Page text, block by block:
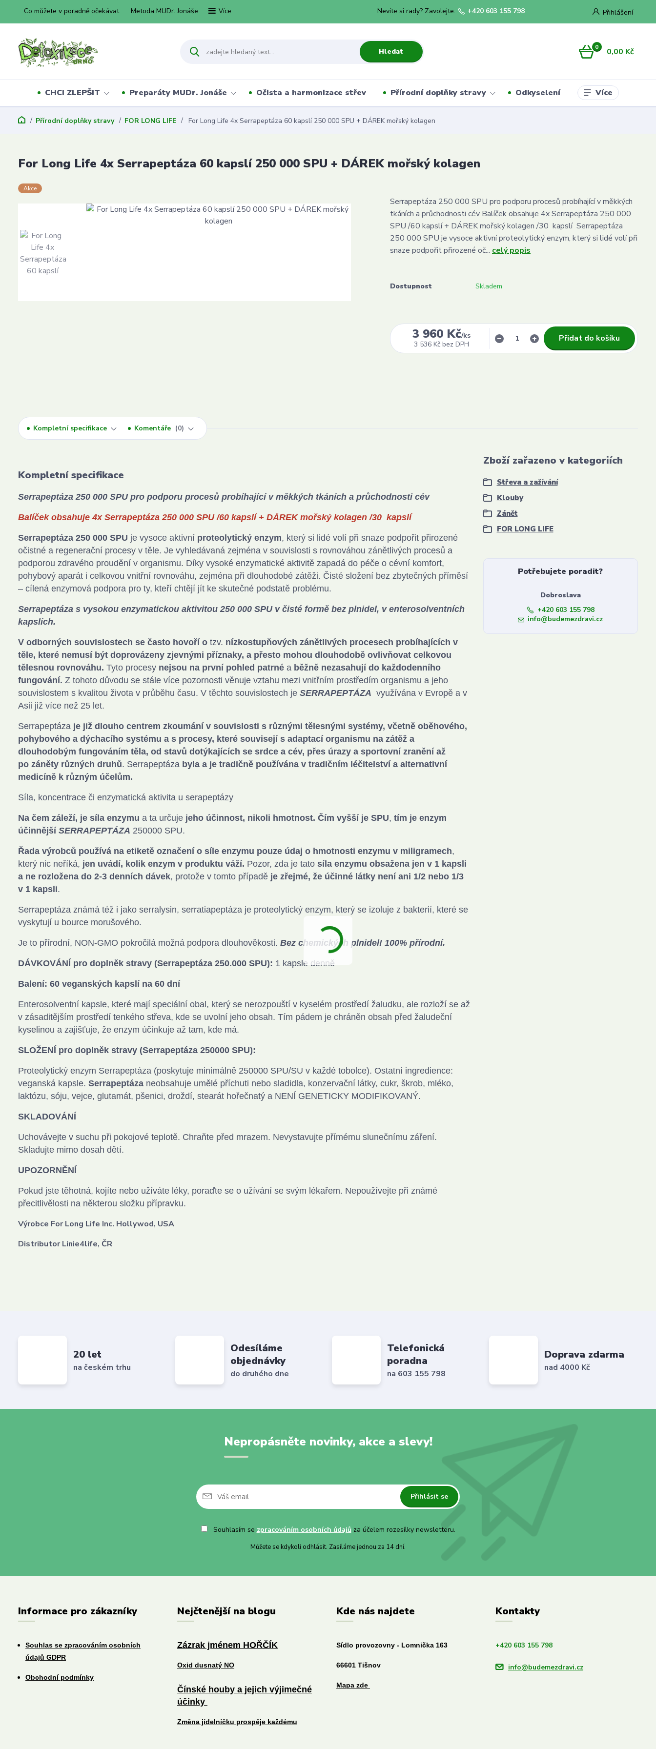
Co můžete v poradně očekávat Metoda MUDr. Jonáše Více Přihlášení
Hledat
Nevíte si rady? Zavolejte. +420 603 155 798
0 0,00 Kč
CHCI ZLEPŠIT Preparáty MUDr. Jonáše Očista a harmonizace střev Přírodní doplňky stravy Odkyselení Více
Přírodní doplňky stravy FOR LONG LIFE For Long Life 4x Serrapeptáza 60 kapslí 250 000 SPU + DÁREK mořský kolagen
For Long Life 4x Serrapeptáza 60 kapslí 250 000 SPU + DÁREK mořský kolagen
Akce
Serrapeptáza 250 000 SPU pro podporu procesů probíhající v měkkých
tkáních a průchodnosti cév Balíček obsahuje 4x Serrapeptáza 250 000
SPU /60 kapslí + DÁREK mořský kolagen /30 kapslí Serrapeptáza
250 000 SPU je vysoce aktivní proteolytický enzym, který si lidé volí při
snaze podpořit přirozené oč... celý popis
Dostupnost Skladem
3 960 Kč/ks
3 536 Kč bez DPH
Přidat do košíku
Kompletní specifikace Komentáře 0
Kompletní specifikace
Serrapeptáza 250 000 SPU pro podporu procesů probíhající v měkkých tkáních a průchodnosti cév
Balíček obsahuje 4x Serrapeptáza 250 000 SPU /60 kapslí + DÁREK mořský kolagen /30 kapslí
Serrapeptáza 250 000 SPU je vysoce aktivní proteolytický enzym, který si lidé volí při snaze podpořit přirozené
očistné a regenerační procesy v těle. Je vyhledávaná zejména v souvislosti s rovnováhou zánětlivých procesů a
podporou zdravého proudění v organismu. Díky vysoké enzymatické aktivitě zapadá do péče o cévní komfort,
pohybový aparát i celkovou vnitřní rovnováhu, zejména při dlouhodobé zátěži. Čisté složení bez zbytečných příměsí
– cílená enzymová podpora pro ty, kteří chtějí jít ke skutečné podstatě problému.
Serrapeptáza s vysokou enzymatickou aktivitou 250 000 SPU v čisté formě bez plnidel, v enterosolventních
kapslích.
V odborných souvislostech se často hovoří o tzv. nízkostupňových zánětlivých procesech probíhajících v
těle, které nemusí být doprovázeny zjevnými příznaky, a přesto mohou dlouhodobě ovlivňovat celkovou
tělesnou rovnováhu. Tyto procesy nejsou na první pohled patrné a běžně nezasahují do každodenního
fungování. Z tohoto důvodu se stále více pozornosti věnuje vztahu mezi vnitřním prostředím organismu a jeho
souvislostem s kvalitou života v průběhu času. V těchto souvislostech je SERRAPEPTÁZA využívána v Evropě a v
Asii již více než 25 let.
Serrapeptáza je již dlouho centrem zkoumání v souvislosti s různými tělesnými systémy, včetně oběhového,
pohybového a dýchacího systému a s procesy, které souvisejí s adaptací organismu na zátěž a
dlouhodobým fungováním těla, od stavů dotýkajících se srdce a cév, přes úrazy a sportovní zranění až
po záněty různých druhů. Serrapeptáza byla a je tradičně používána v tradičním léčitelství a alternativní
medicíně k různým účelům.
Síla, koncentrace či enzymatická aktivita u serapeptázy
Na čem záleží, je síla enzymu a ta určuje jeho účinnost, nikoli hmotnost. Čím vyšší je SPU, tím je enzym
účinnější SERRAPEPTÁZA 250000 SPU.
Řada výrobců používá na etiketě označení o síle enzymu pouze údaj o hmotnosti enzymu v miligramech,
který nic neříká, jen uvádí, kolik enzym v produktu váží. Pozor, zda je tato síla enzymu obsažena jen v 1 kapsli
a ne rozložena do 2-3 denních dávek, protože v tomto případě je zřejmé, že účinné látky není ani 1/2 nebo 1/3
v 1 kapsli.
Serrapeptáza známá též i jako serralysin, serratiapeptáza je proteolytický enzym, který se izoluje z bakterií, které se
vyskytují u bource morušového.
Je to přírodní, NON-GMO pokročilá možná podpora dlouhověkosti. Bez chemických plnidel! 100% přírodní.
DÁVKOVÁNÍ pro doplněk stravy (Serrapeptáza 250.000 SPU): 1 kapsle denně
Balení: 60 veganských kapslí na 60 dní
Enterosolventní kapsle, které mají speciální obal, který se nerozpouští v kyselém prostředí žaludku, ale rozloží se až
v zásaditějším prostředí tenkého střeva, kde se uvolní jeho obsah. Tím pádem je chráněn obsah před žaludeční
kyselinou a zajišťuje, že enzym účinkuje až tam, kde má.
SLOŽENÍ pro doplněk stravy (Serrapeptáza 250000 SPU):
Proteolytický enzym Serrapeptáza (poskytuje minimálně 250000 SPU/SU v každé tobolce). Ostatní ingredience:
veganská kapsle. Serrapeptáza neobsahuje umělé příchuti nebo sladidla, konzervační látky, cukr, škrob, mléko,
laktózu, sóju, vejce, glutamát, pšenici, droždí, stearát hořečnatý a NENÍ GENETICKY MODIFIKOVANÝ.
SKLADOVÁNÍ
Uchovávejte v suchu při pokojové teplotě. Chraňte před mrazem. Nevystavujte přímému slunečnímu záření.
Skladujte mimo dosah dětí.
UPOZORNĚNÍ
Pokud jste těhotná, kojíte nebo užíváte léky, poraďte se o užívání se svým lékařem. Nepoužívejte při známé
přecitlivělosti na některou složku přípravku.
Výrobce For Long Life Inc. Hollywod, USA
Distributor Linie4life, ČR
Zboží zařazeno v kategoriích
Střeva a zažívání
Klouby
Zánět
FOR LONG LIFE
Potřebujete poradit?
Dobroslava
+420 603 155 798
info@budemezdravi.cz
20 let
na českém trhu
Odesíláme
objednávky
do druhého dne
Telefonická
poradna
na 603 155 798
Doprava zdarma
nad 4000 Kč
Nepropásněte novinky, akce a slevy!
Přihlásit se
Souhlasím se zpracováním osobních údajůza účelem rozesílky newsletteru.
Můžete se kdykoli odhlásit. Zasíláme jednou za 14 dní.
Informace pro zákazníky
Souhlas se zpracováním osobních
údajů GDPR
Obchodní podmínky
Nejčtenější na blogu
Zázrak jménem HOŘČÍK
Oxid dusnatý NO
Čínské houby a jejich výjimečné
účinky
Změna jídelníčku prospěje každému
Kde nás najdete
Sídlo provozovny - Lomnička 163
66601 Tišnov
Mapa zde
Kontakty
+420 603 155 798
info@budemezdravi.cz